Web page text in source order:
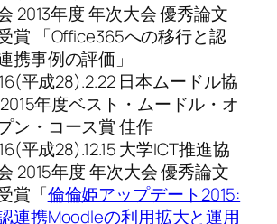
2013年度 年次大会 優秀論文
賞 「Office365への移行と認
携事例の評価」
平成28).2.22 日本ムードル協
年度ベスト・ムードル・オ
ン・コース賞 佳作
平成28).12.15 大学ICT推進協
2015年度 年次大会 優秀論文
賞「倫倫姫アップデート2015:
連携Moodleの利用拡大と運用